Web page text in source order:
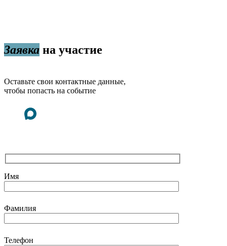
Заявка на участие
Оставьте свои контактные данные,
чтобы попасть на событие
Имя
Фамилия
Телефон